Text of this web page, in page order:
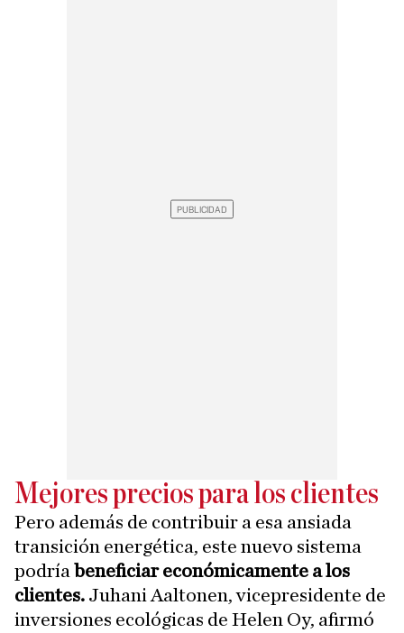
Mejores precios para los clientes
Pero además de contribuir a esa ansiada
transición energética, este nuevo sistema
podría beneficiar económicamente a los
clientes. Juhani Aaltonen, vicepresidente de
inversiones ecológicas de Helen Oy, afirmó